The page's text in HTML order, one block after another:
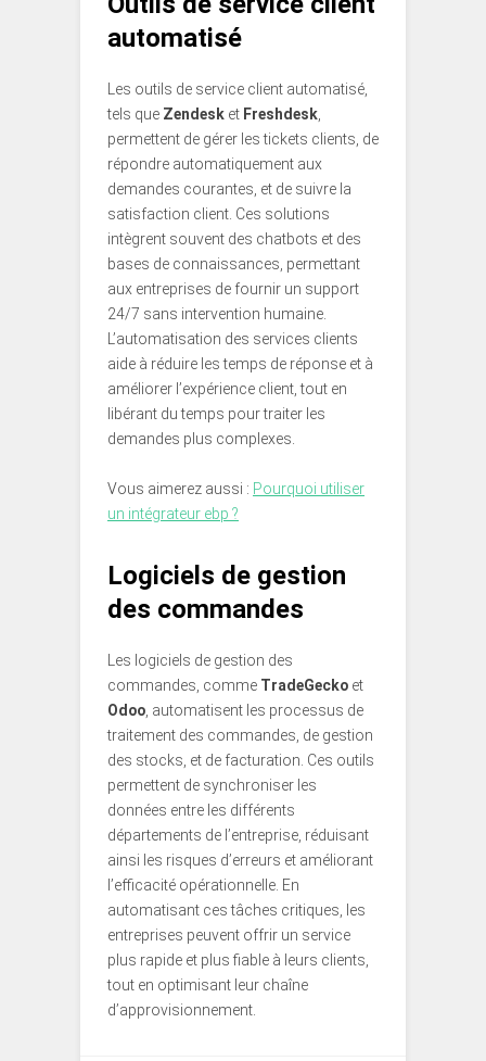
automatisé
Les outils de service client automatisé,
tels que Zendesk et Freshdesk
permettent de gérer les tickets clients, de
répondre automatiquement aux
demandes courantes, et de suivre la
satisfaction client. Ces solutions
intègrent souvent des chatbots et des
bases de connaissances, permettant
aux entreprises de fournir un support
24/7 sans intervention humaine.
L’automatisation des services clients
aide à réduire les temps de réponse et à
améliorer l’expérience client, tout en
libérant du temps pour traiter les
demandes plus complexes.
Vous aimerez aussi : Pourquoi utiliser
un intégrateur ebp ?
Logiciels de gestion
des commandes
Les logiciels de gestion des
commandes, comme TradeGecko et
Odoo , automatisent les processus de
traitement des commandes, de gestion
des stocks, et de facturation. Ces outils
permettent de synchroniser les
données entre les différents
départements de l’entreprise, réduisant
ainsi les risques d’erreurs et améliorant
l’efficacité opérationnelle. En
automatisant ces tâches critiques, les
entreprises peuvent offrir un service
plus rapide et plus fiable à leurs clients,
tout en optimisant leur chaîne
d’approvisionnement.